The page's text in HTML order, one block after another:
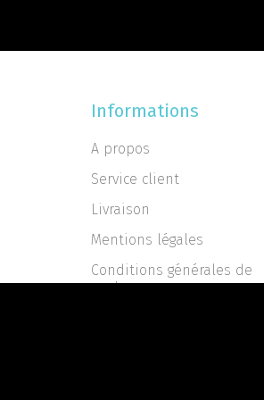
Informations
A propos
Service client
Livraison
Mentions légales
Conditions générales de
vente